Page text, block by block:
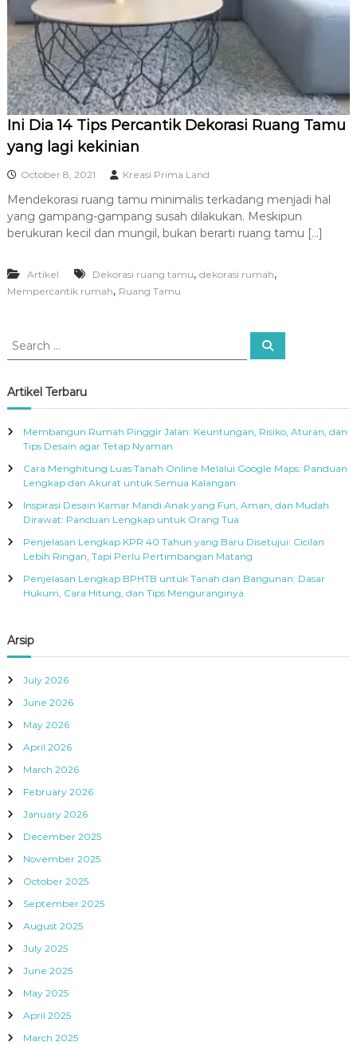
A
Ini Dia 14 Tips Percantik Dekorasi Ruang Tamu
yang lagi kekinian
October 8, 2021 Kreasi Prima Land
Mendekorasi ruang tamu minimalis terkadang menjadi hal
yang gampang-gampang susah dilakukan. Meskipun
berukuran kecil dan mungil, bukan berarti ruang tamu […]
Artikel Dekorasi ruang tamu, dekorasi rumah,
Mempercantik rumah, Ruang Tamu
S
r
c
f
r
S
Artikel Terbaru
Membangun Rumah Pinggir Jalan: Keuntungan, Risiko, Aturan, dan
Tips Desain agar Tetap Nyaman
Cara Menghitung Luas Tanah Online Melalui Google Maps: Panduan
Lengkap dan Akurat untuk Semua Kalangan
Inspirasi Desain Kamar Mandi Anak yang Fun, Aman, dan Mudah
Dirawat: Panduan Lengkap untuk Orang Tua
Penjelasan Lengkap KPR 40 Tahun yang Baru Disetujui: Cicilan
Lebih Ringan, Tapi Perlu Pertimbangan Matang
Penjelasan Lengkap BPHTB untuk Tanah dan Bangunan: Dasar
Hukum, Cara Hitung, dan Tips Menguranginya
Arsip
July 2026
June 2026
May 2026
April 2026
March 2026
February 2026
January 2026
December 2025
November 2025
October 2025
September 2025
August 2025
July 2025
June 2025
May 2025
April 2025
March 2025